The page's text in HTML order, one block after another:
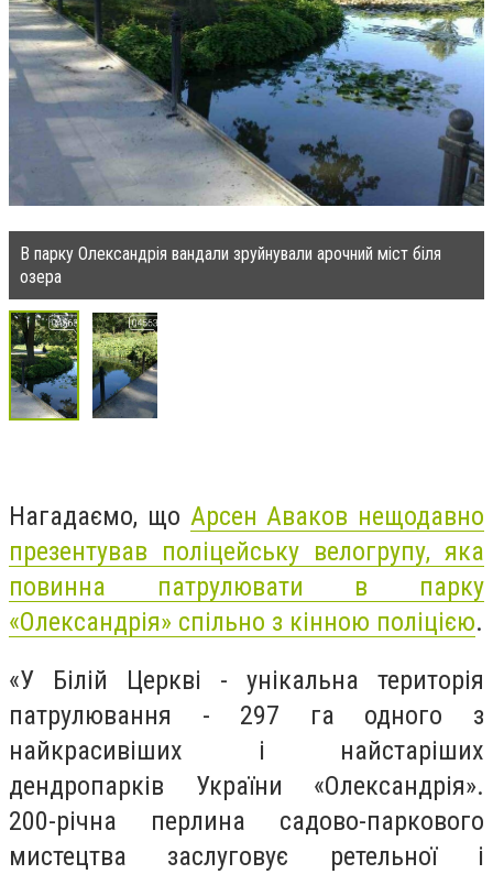
В парку Олександрія вандали зруйнували арочний міст біля
озера
Нагадаємо, що Арсен Аваков нещодавно
презентував поліцейську велогрупу, яка
повинна патрулювати в парку
«Олександрія» спільно з кінною поліцією.
«У Білій Церкві - унікальна територія
патрулювання - 297 га одного з
найкрасивіших і найстаріших
дендропарків України «Олександрія».
200-річна перлина садово-паркового
мистецтва заслуговує ретельної і